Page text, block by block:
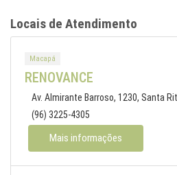
Locais de Atendimento
Macapá
RENOVANCE
Av. Almirante Barroso, 1230, Santa
(96) 3225-4305
Mais informações